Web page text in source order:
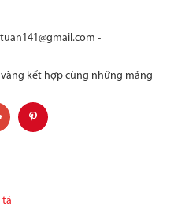
-
kết hợp cùng những mảng
hàng tại kho và nhận báo giá
tả